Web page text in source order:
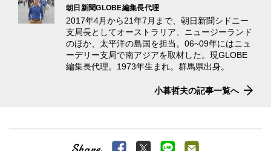
朝日新聞GLOBE編集長代理
2017年4月から21年7月まで、朝日新聞シドニー
支局長としてオーストラリア、ニュージーランド
のほか、太平洋の島国を担当。06~09年にはニュ
ーデリー支局で南アジアを取材した。現GLOBE
編集長代理。1973年生まれ。群馬県出身。
小暮哲夫の記事一覧へ